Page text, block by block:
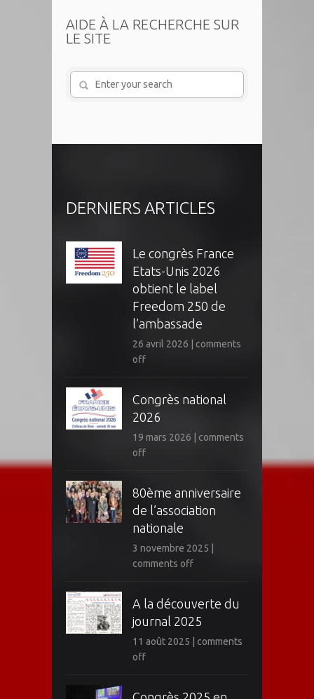
AIDE À LA RECHERCHE SUR
LE SITE
DERNIERS ARTICLES
Le congrès France
Etats-Unis 2026
obtient le label
Freedom 250 de
l’ambassade
26 avril 2026 | comments
off
Congrès national
2026
19 mars 2026 | comments
off
80ème anniversaire
de l’association
nationale
3 novembre 2025 |
comments off
A la découverte du
journal 2025
11 août 2025 | comments
off